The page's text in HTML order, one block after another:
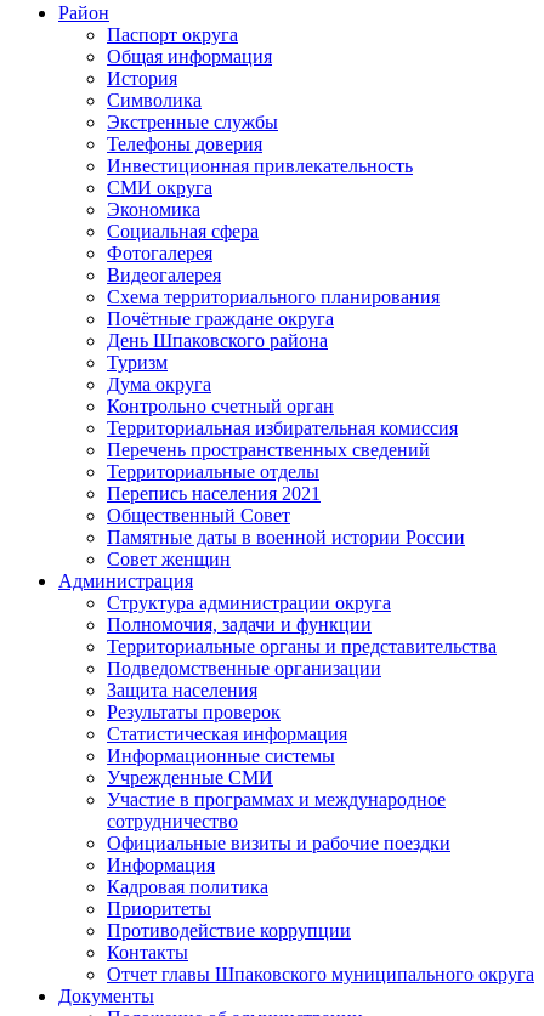
Район
Паспорт округа
Общая информация
История
Символика
Экстренные службы
Телефоны доверия
Инвестиционная привлекательность
СМИ округа
Экономика
Социальная сфера
Фотогалерея
Видеогалерея
Схема территориального планирования
Почётные граждане округа
День Шпаковского района
Туризм
Дума округа
Контрольно счетный орган
Территориальная избирательная комиссия
Перечень пространственных сведений
Территориальные отделы
Перепись населения 2021
Общественный Совет
Памятные даты в военной истории России
Совет женщин
Администрация
Структура администрации округа
Полномочия, задачи и функции
Территориальные органы и представительства
Подведомственные организации
Защита населения
Результаты проверок
Статистическая информация
Информационные системы
Учрежденные СМИ
Участие в программах и международное
сотрудничество
Официальные визиты и рабочие поездки
Информация
Кадровая политика
Приоритеты
Противодействие коррупции
Контакты
Отчет главы Шпаковского муниципального округа
Документы